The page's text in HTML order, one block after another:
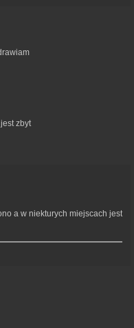
zbyt
a w niekturych miejscach jest